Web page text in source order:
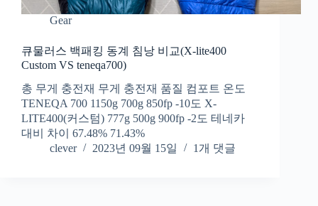
Gear
큐물러스 백패킹 동계 침낭 비교(X-lite400
Custom VS teneqa700)
총 무게 충전재 무게 충전재 품질 컴포트 온도
TENEQA 700 1150g 700g 850fp -10도 X-
LITE400(커스텀) 777g 500g 900fp -2도 테네카
대비 차이 67.48% 71.43%
clever
2023년 09월 15일 1개 댓글